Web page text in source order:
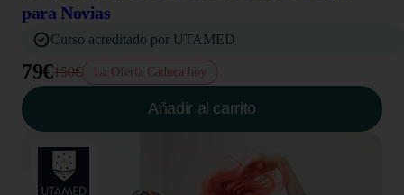
para Novias
Curso acreditado por UTAMED
79€150€ La Oferta Caduca hoy
Añadir al carrito